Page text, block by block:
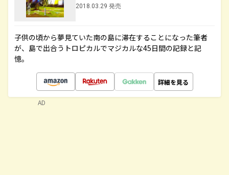
2018.03.29 発売
子供の頃から夢見ていた南の島に滞在することになった筆者
が、島で出合うトロピカルでマジカルな45日間の記録と記
憶。
詳細を見る
AD